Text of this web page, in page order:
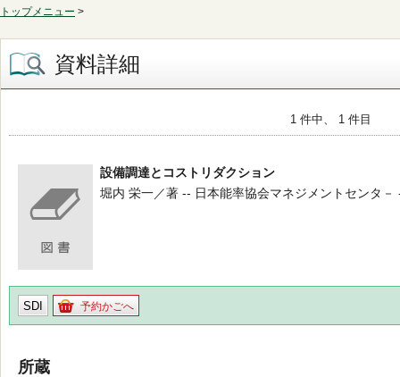
トップメニュー >
資料詳細
1 件中、 1 件目
設備調達とコストリダクション
堀内 栄一／著 -- 日本能率協会マネジメントセンタ
SDI 予約かごへ
所蔵